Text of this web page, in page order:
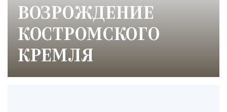
ВОЗРОЖДЕНИЕ
КОСТРОМСКОГО
КРЕМЛЯ